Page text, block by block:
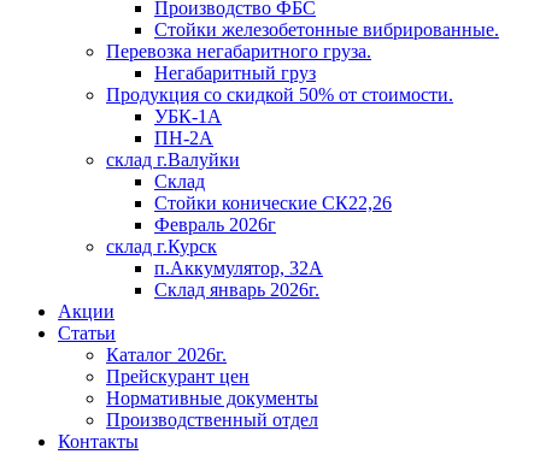
Производство ФБС
Стойки железобетонные вибрированные.
Перевозка негабаритного груза.
Негабаритный груз
Продукция со скидкой 50% от стоимости.
УБК-1А
ПН-2А
склад г.Валуйки
Склад
Стойки конические СК22,26
Февраль 2026г
склад г.Курск
п.Аккумулятор, 32А
Склад январь 2026г.
Акции
Статьи
Каталог 2026г.
Прейскурант цен
Нормативные документы
Производственный отдел
Контакты